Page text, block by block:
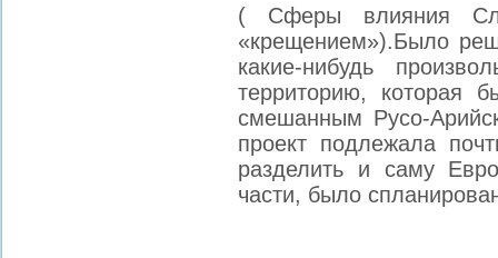
( Сферы влияния
«крещением»).Было
какие-нибудь
территорию, которая
смешанным Русо-
проект подлежала
разделить и саму
части, было